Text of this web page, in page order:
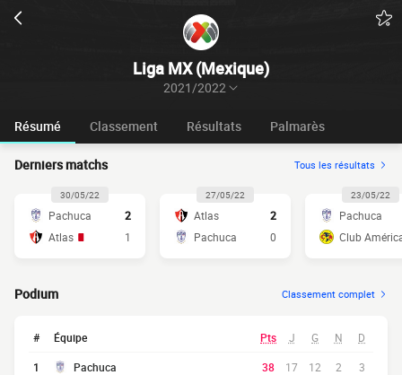
Liga MX (Mexique)
2021/2022
Résumé Classement Résultats Palmarès
Derniers matchs Tous les résultats
30/05/22
Pachuca
2
Atlas
1
27/05/22
Atlas
2
Pachuca
0
23/05/22
Pachuca
Club
Podium Classement complet
# Équipe Pts J G N D
1 Pachuca 38 17 12 2
3